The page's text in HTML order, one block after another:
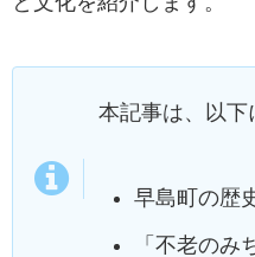
本記事は、以下
早島町の歴
「不老のみ